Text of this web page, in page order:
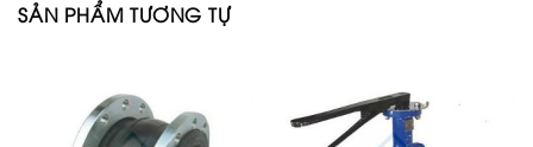
SẢN PHẨM TƯƠNG TỰ